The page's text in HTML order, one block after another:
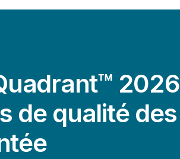
2026
de qualité des